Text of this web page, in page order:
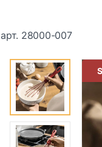
арт. 28000-007